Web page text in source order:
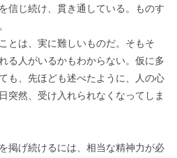
信じ続け、貫き通している。ものす
とは、実に難しいものだ。そもそ
る人がいるかもわからない。仮に多
も、先ほども述べたように、人の心
突然、受け入れられなくなってしま
掲げ続けるには、相当な精神力が必